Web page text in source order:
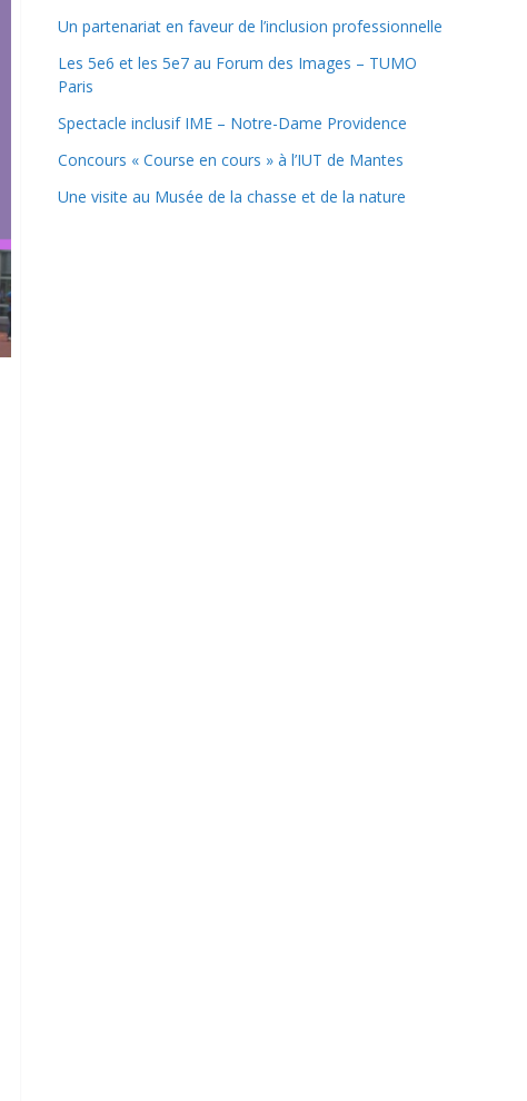
Un partenariat en faveur de l’inclusion professionnelle
Les 5e6 et les 5e7 au Forum des Images – TUMO
Paris
Spectacle inclusif IME – Notre-Dame Providence
Concours « Course en cours » à l’IUT de Mantes
Une visite au Musée de la chasse et de la nature